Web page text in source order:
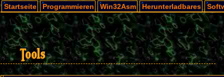
Startseite Programmieren Win32Asm Herunterladbares
Tools